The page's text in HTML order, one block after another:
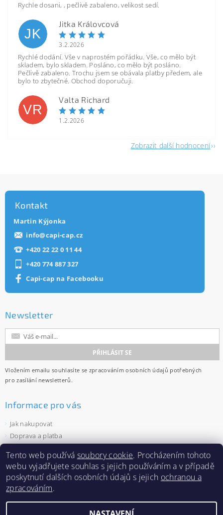
Rychle dosani, , pečlivě zabaleno, velikost sedí.
JK
Jitka Královcová
3.2.2026
Rychlé dodání. Vše v naprostém pořádku. Vše, co mělo být
skladem, bylo skladem. Posláno, co mělo být posláno.
Pečlivě zabaleno. Trochu jsem se obávala platby předem, ale
bylo to zbytečné. Obchod doporučuji.
VR
Valta Richard
1.2.2026
Zobrazit další hodnocení
Kontakt
Martin Kýjonka
info@capi-cap.cz
+420 22 22 0 11 44
+420 774 887 327
Capi-cap na Facebooku
Newsletter
Vložením emailu souhlasíte se zpracováním osobních údajů potřebných
pro zasílání newsletterů.
Informace pro vás
Jak nakupovat
Doprava a platba
Ochrana osobních údajů
Velkoobchod
Zásady používání souborů cookies
Tento web používá soubory cookie. Procházením tohoto
webu vyjadřujete souhlas s jejich používáním a v případě
poskytnutí dalších osobních údajů s jejich ochranou a
zpracováním.